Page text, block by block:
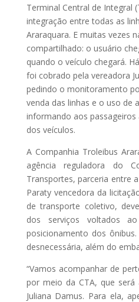
Terminal Central de Integral
integração entre todas as
Araraquara. E muitas vezes
compartilhado: o usuário
quando o veículo chegará.
foi cobrado pela vereadora
pedindo o monitoramento
venda das linhas e o uso de
informando aos passageiros
dos veículos.
A Companhia Troleibus
agência reguladora do
Transportes, parceria entre
Paraty vencedora da
de transporte coletivo,
dos serviços voltados
posicionamento dos
desnecessária, além do
“Vamos acompanhar de
por meio da CTA, que será
Juliana Damus. Para ela,